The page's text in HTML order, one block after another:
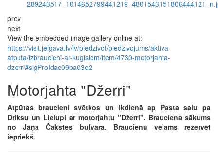
prev
next
View the embedded image gallery online at:
https://visit.jelgava.lv/lv/piedzivot/piedzivojums/aktiva-
atputa/izbraucieni-ar-kugisiem/item/4730-motorjahta-
dzerri#sigProIdac09ba03e2
Motorjahta "Džerri"
Atpūtas braucieni svētkos un ikdienā ap Pasta salu pa
Driksu un Lielupi ar motorjahtu "Džerri". Brauciena sākums
no Jāņa Čakstes bulvāra. Braucienu vēlams rezervēt
iepriekš.